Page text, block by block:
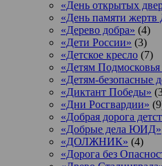
«День открытых
«День памяти
«Дерево добра» (4)
«Дети России» (3)
«Детское кресло (7)
«Детям
«Детям-безопасные
«Диктант Победы»
«Дни Росгвардии»
«Добрая дорога
«Добрые дела ЮИД»
«ДОЛЖНИК» (4)
«Дорога без